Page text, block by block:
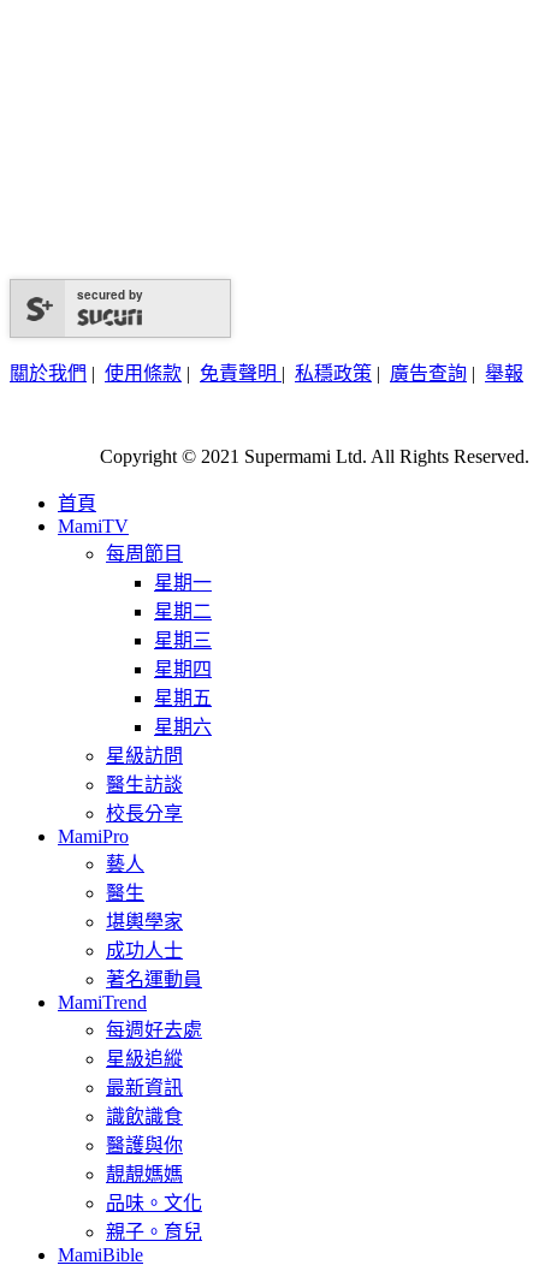
secured by
關於我們 | 使用條款 | 免責聲明 | 私穩政策 | 廣告查詢 | 舉報
Copyright © 2021 Supermami Ltd. All Rights Reserved.
首頁
MamiTV
每周節目
星期一
星期二
星期三
星期四
星期五
星期六
星級訪問
醫生訪談
校長分享
MamiPro
藝人
醫生
堪輿學家
成功人士
著名運動員
MamiTrend
每週好去處
星級追縱
最新資訊
識飲識食
醫護與你
靚靚媽媽
品味。文化
親子。育兒
MamiBible